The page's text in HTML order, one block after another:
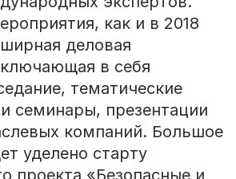
как и в 2018
деловая
в себя
тематические
семинары, презентации
компаний. Большое
уделено старту
проекта «Безопасные и